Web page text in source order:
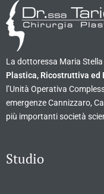
La dottoressa Maria
Plastica, Ricostruttiva ed
l’Unità Operativa
emergenze Cannizzaro,
più importanti società
Studio